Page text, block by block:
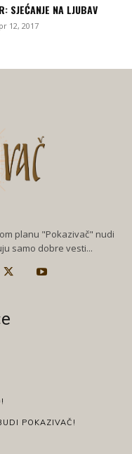
SJEĆANJE NA LJUBAV
12, 2017
planu "Pokazivač" nudi
samo dobre vesti...
POKAZIVAČ!